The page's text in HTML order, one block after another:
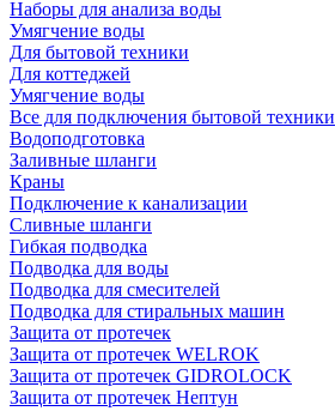
Наборы для анализа воды
Умягчение воды
Для бытовой техники
Для коттеджей
Умягчение воды
Все для подключения бытовой техники
Водоподготовка
Заливные шланги
Краны
Подключение к канализации
Сливные шланги
Гибкая подводка
Подводка для воды
Подводка для смесителей
Подводка для стиральных машин
Защита от протечек
Защита от протечек WELROK
Защита от протечек GIDROLOCK
Защита от протечек Нептун